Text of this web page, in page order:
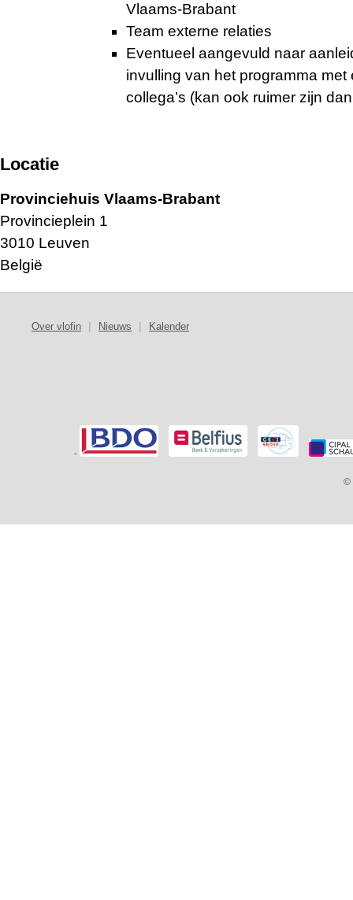
Vlaams-Brabant
Team externe relaties
Eventueel aangevuld naar
invulling van het programma met
collega’s (kan ook ruimer zijn
Locatie
Provinciehuis Vlaams-Brabant
Provincieplein 1
3010 Leuven
België
Over vlofin Nieuws Kalender
-
©